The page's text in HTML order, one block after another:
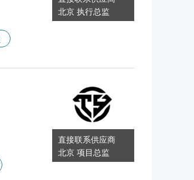
北京 执行总监
直接联系供应商
北京 项目总监